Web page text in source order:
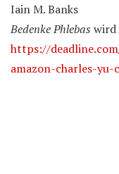
Iain M. Banks
Bedenke Phlebas
https://
amazon-charles-yu-